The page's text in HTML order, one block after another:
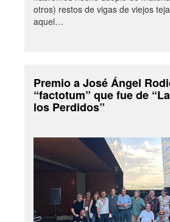
otros) restos de vigas de viejos
aquel…
Premio a José Ángel
“factotum” que fue de
los Perdidos”